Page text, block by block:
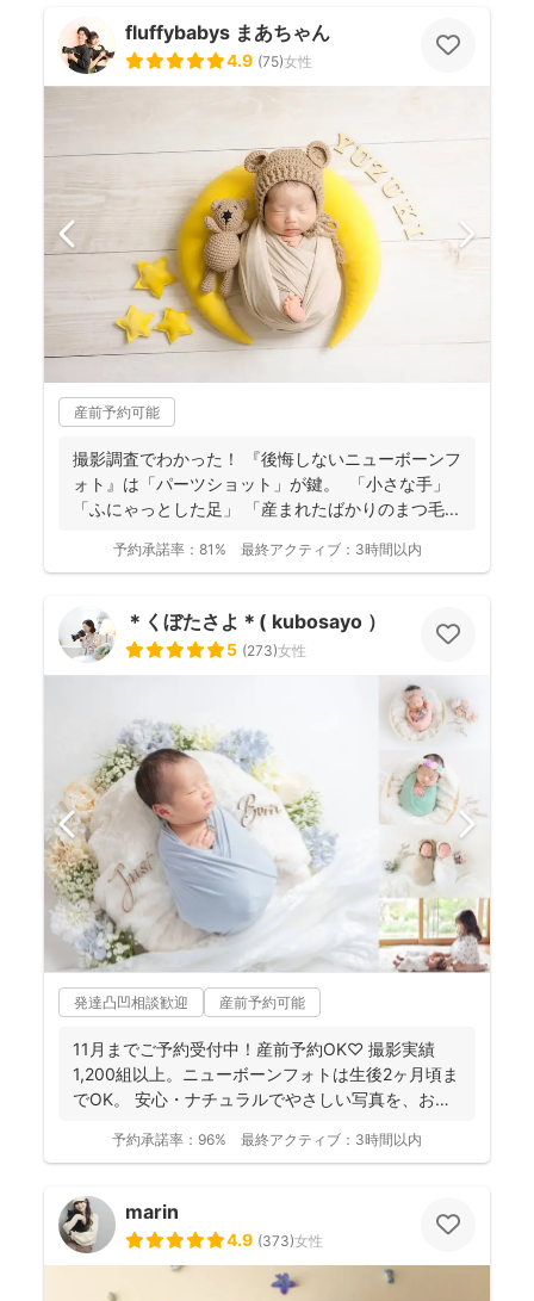
fluffybabys まあちゃん
4.9 (75)女性
産前予約可能
撮影調査でわかった！ 『後悔しないニューボーンフ
ォト』は「パーツショット」が鍵。 「小さな手」
「ふにゃっとした足」 「産まれたばかりのまつ毛...
予約承諾率： 81% 最終アクティブ： 3時間以内
＊くぼたさよ＊( kubosayo ）
5 (273)女性
発達凸凹相談歓迎 産前予約可能
11月までご予約受付中！産前予約OK♡ 撮影実績
1,200組以上。ニューボーンフォトは生後2ヶ月頃ま
でOK。 安心・ナチュラルでやさしい写真を、お子
予約承諾率： 96% 最終アクティブ： 3時間以内
marin
4.9 (373)女性